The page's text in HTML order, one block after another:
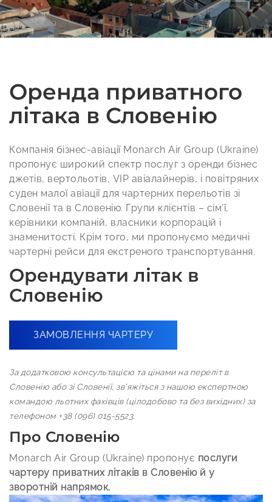
Оренда приватного
літака в Словенію
Компанія бізнес-авіації Monarch Air Group (Ukraine)
пропонує широкий спектр послуг з оренди бізнес
джетів, вертольотів, VIP авіалайнерів, і повітряних
суден малої авіації для чартерних перельотів зі
Словенії та в Словенію. Групи клієнтів – сім’ї,
керівники компаній, власники корпорацій і
знаменитості. Крім того, ми пропонуємо медичні
чартерні рейси для екстреного транспортування.
Орендувати літак в
Словенію
ЗАМОВЛЕННЯ ЧАРТЕРУ
За додатковою консультацією та цінами на переліт в
Словенію або зі Словенії, зв’яжіться з нашою експертною
командою льотних фахівців (цілодобово та без вихідних) за
телефоном +38 (096) 015-5523.
Про Словенію
Monarch Air Group (Ukraine) пропонує послуги
чартеру приватних літаків в Словенію й у
зворотній напрямок.